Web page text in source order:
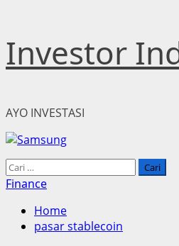
content
Investor
AYO INVESTASI
Primary
Menu
Cari
untuk:
Finance
Home
pasar stablecoin